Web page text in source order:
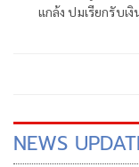
แกล้ง ปมเรียกรับเ
NEWS